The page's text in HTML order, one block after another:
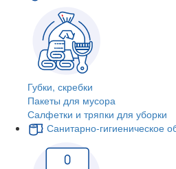
Губки, скребки
Пакеты для мусора
Салфетки и тряпки для уборки
Санитарно-гигиеническое